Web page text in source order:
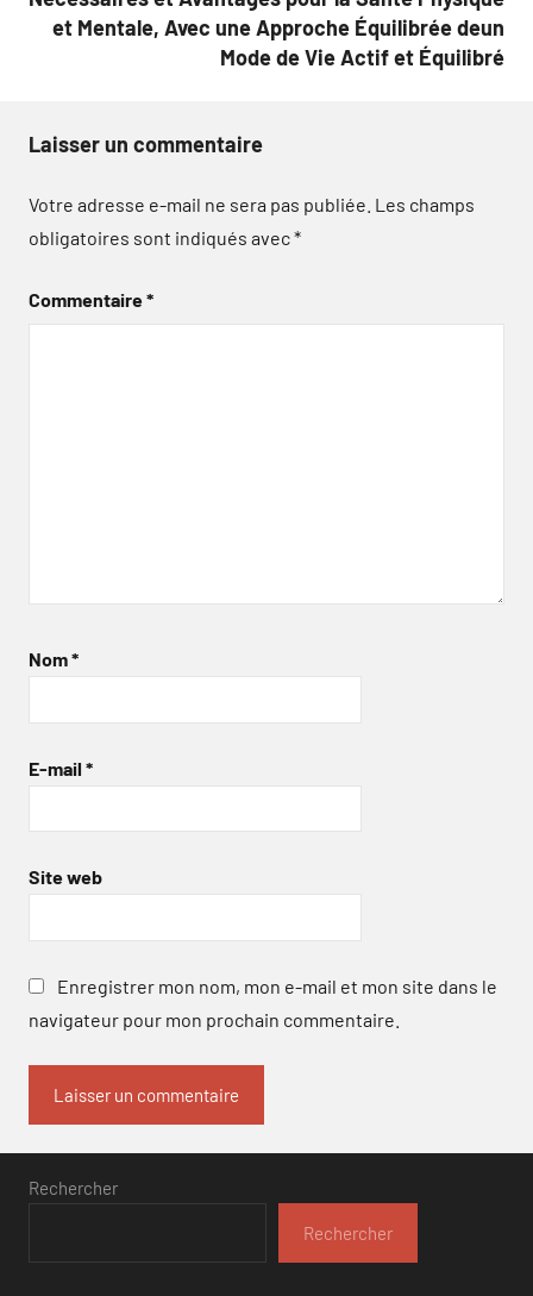
et Mentale, Avec une Approche Équilibrée deun
Mode de Vie Actif et Équilibré
Laisser un commentaire
Votre adresse e-mail ne sera pas publiée. Les champs
obligatoires sont indiqués avec*
Commentaire*
Nom*
E-mail *
Site web
Enregistrer mon nom, mon e-mail et mon site dans le
navigateur pour mon prochain commentaire.
Rechercher
Rechercher